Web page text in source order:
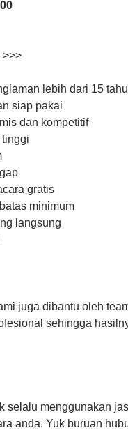
>>>
lebih dari 15
siap pakai
dan kompetitif
gratis
minimum
langsung
juga dibantu oleh
sehingga
selalu menggunakan
anda. Yuk buruan